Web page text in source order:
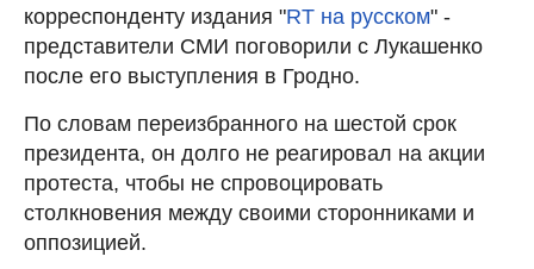
корреспонденту издания "RT на русском" -
представители СМИ поговорили с Лукашенко
после его выступления в Гродно.
По словам переизбранного на шестой срок
президента, он долго не реагировал на акции
протеста, чтобы не спровоцировать
столкновения между своими сторонниками и
оппозицией.